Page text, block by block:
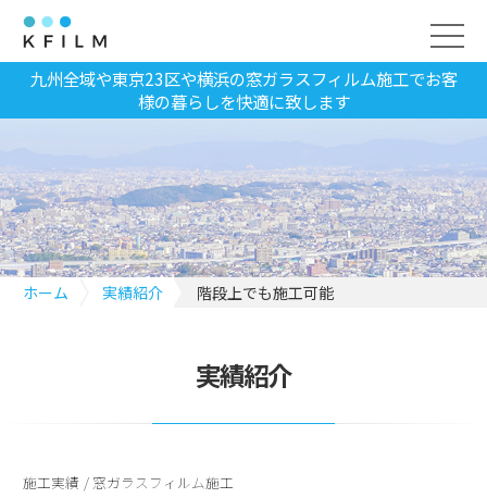
九州全域や東京23区や横浜の窓ガラスフィルム施工でお客
様の暮らしを快適に致します
ホーム 実績紹介 階段上でも施工可能
実績紹介
施工実績 / 窓ガラスフィルム施工